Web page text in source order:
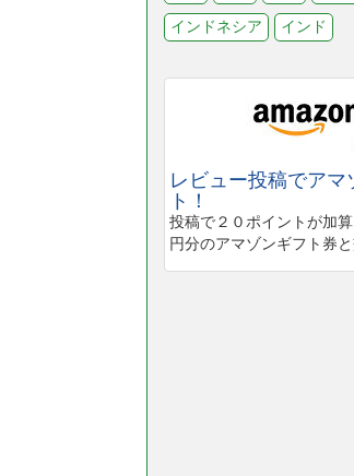
インドネシア インド
レビュー投稿でアマ
ト！
投稿で２０ポイントが加
円分のアマゾンギフト券と